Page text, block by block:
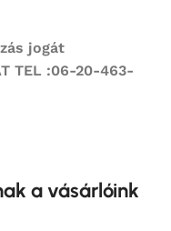
jogát
TEL :06-20-463-
a vásárlóink